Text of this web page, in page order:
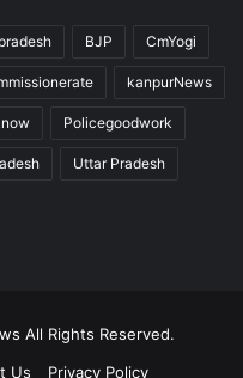
BJP CmYogi
kanpurNews
Policegoodwork
Uttar Pradesh
All Rights Reserved.
Us Privacy Policy